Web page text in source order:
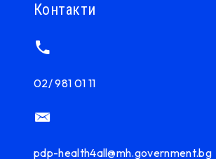
Контакти
02/ 981 01 11
pdp-health4all@mh.government.bg